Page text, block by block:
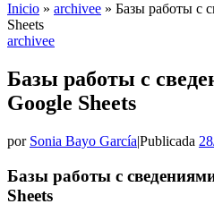
Inicio » archivee » Базы работы с
Sheets
archivee
Базы работы с
Google Sheets
por Sonia Bayo García|Publicada
Базы работы с
Sheets